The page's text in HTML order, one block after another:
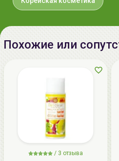
Похожие или
/ 3 отзыва